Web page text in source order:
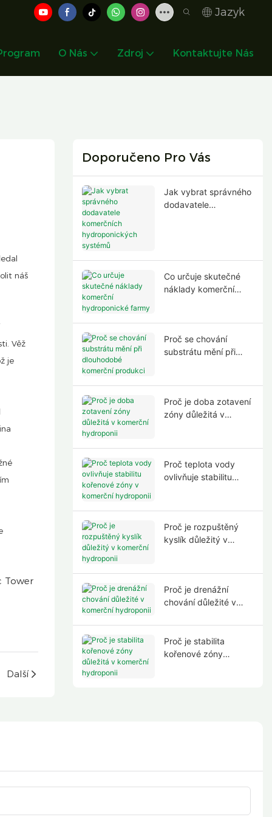
Jazyk
O Nás Zdroj Kontaktujte Nás
náš
Věž
je
Další
Doporučeno Pro Vás
Jak vybrat správného
dodavatele
Co určuje skutečné
náklady komerční
Proč se chování
substrátu mění při
Proč je doba zotavení
zóny důležitá v
Proč teplota vody
ovlivňuje stabilitu
Proč je rozpuštěný
kyslík důležitý v
Proč je drenážní
chování důležité v
Proč je stabilita
kořenové zóny